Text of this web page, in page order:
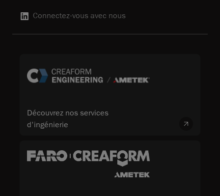
Connectez-vous avec nous
Découvrez nos services
d'ingénierie